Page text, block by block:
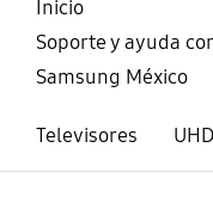
Inicio
Soporte y ayuda
Samsung México
Televisores UHD